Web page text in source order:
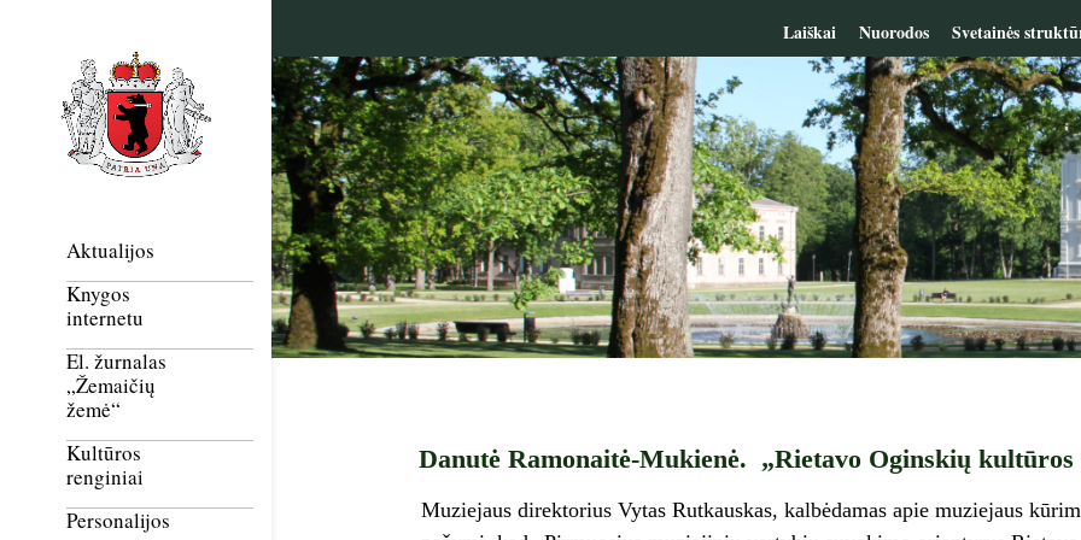
Laiškai Nuorodos Svetainės
Aktualijos
Knygos
internetu
El. žurnalas
„Žemaičių
žemė“
Kultūros
renginiai
Personalijos
Danutė Ramonaitė-Mukienė. „Rietavo Oginskių
Muziejaus direktorius Vytas Rutkauskas, kalbėdamas apie muziejaus